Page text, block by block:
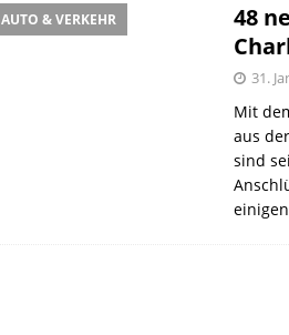
AUTO & VERKEHR
48
31.
Mit
aus
sind